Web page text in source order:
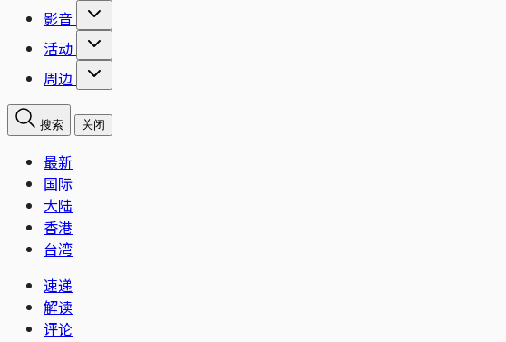
影音
活动
周边
搜索 关闭
最新
国际
大陆
香港
台湾
速递
解读
评论